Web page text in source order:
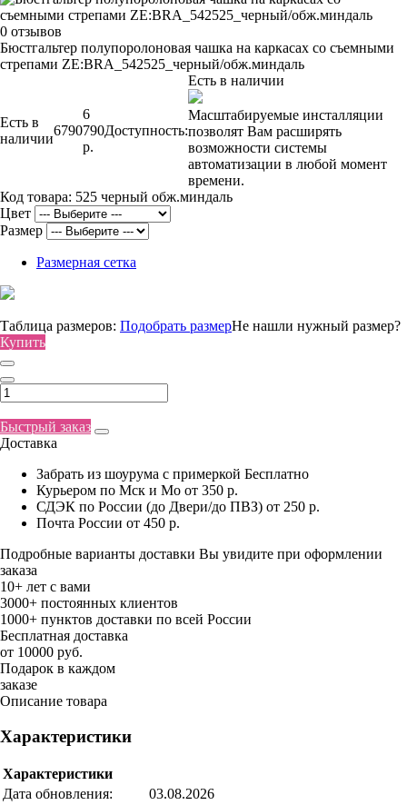
0 отзывов
Бюстгальтер полупоролоновая чашка на каркасах со съемными
стрепами ZE:BRA_542525_черный/обж.миндаль
Есть в
наличии
6790
6
790
р.
Доступность:
Есть в наличии
Масштабируемые инсталляции
позволят Вам расширять
возможности системы
автоматизации в любой момент
времени.
Код товара: 525 черный обж.миндаль
Цвет
Размер
Размерная сетка
Таблица размеров: Подобрать размерНе нашли нужный размер?
Купить
Быстрый заказ
Доставка
Забрать из шоурума с примеркой Бесплатно
Курьером по Мск и Мо от 350 р.
СДЭК по России (до Двери/до ПВЗ) от 250 р.
Почта России от 450 р.
Подробные варианты доставки Вы увидите при оформлении
заказа
10+ лет с вами
3000+ постоянных клиентов
1000+ пунктов доставки по всей России
Бесплатная доставка
от 10000 руб.
Подарок в каждом
заказе
Описание товара
Характеристики
Характеристики
Дата обновления:
03.08.2026